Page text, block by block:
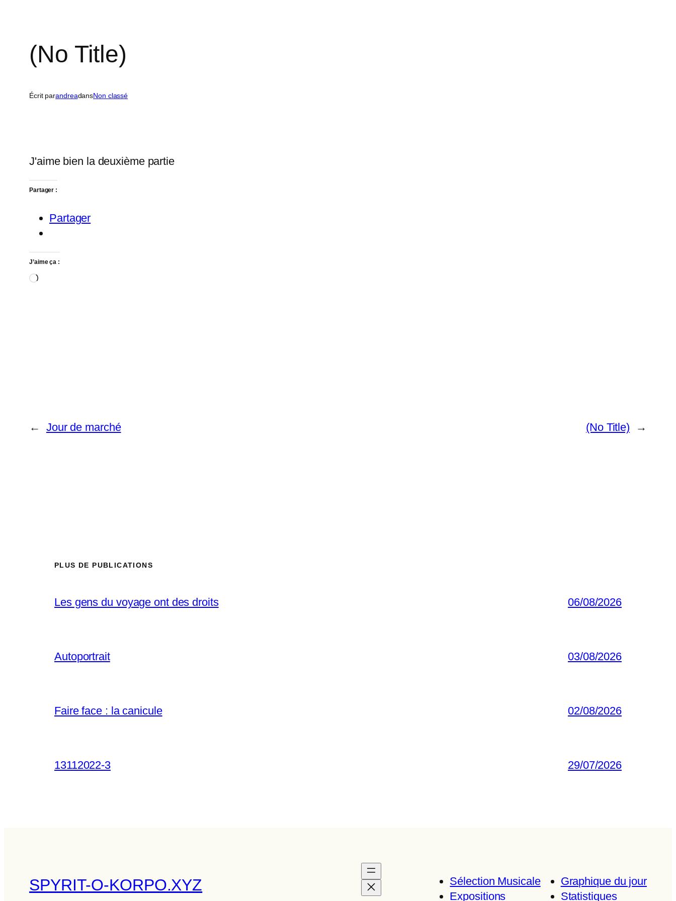
(No Title)
Écrit parandreadansNon classé
J'aime bien la deuxième partie
Partager :
Partager
J’aime ça :
Chargement…
← Jour de marché (No Title) →
PLUS DE PUBLICATIONS
Les gens du voyage ont des droits 06/08/2026
Autoportrait 03/08/2026
Faire face : la canicule 02/08/2026
13112022-3 29/07/2026
SPYRIT-O-KORPO.XYZ
Sélection Musicale
Expositions
Graphique du jour
Statistiques